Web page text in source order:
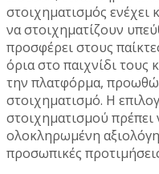
στοιχηματισμός ενέχει
να στοιχηματίζουν
προσφέρει στους
όρια στο παιχνίδι τους
την πλατφόρμα,
στοιχηματισμό. Η
στοιχηματισμού πρέπει
ολοκληρωμένη
προσωπικές